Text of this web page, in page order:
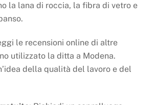
la lana di roccia, la fibra di vetro e
le recensioni online di altre
utilizzato la ditta a Modena.
della qualità del lavoro e del